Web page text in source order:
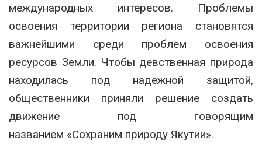
международных интересов. Проблемы
освоения территории региона становятся
важнейшими среди проблем освоения
ресурсов Земли. Чтобы девственная природа
находилась под надежной защитой,
общественники приняли решение создать
движение под говорящим
названием «Сохраним природу Якутии».